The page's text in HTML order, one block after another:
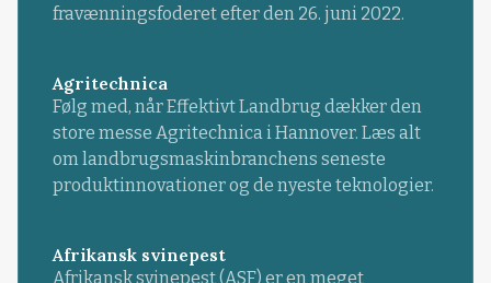
fravænningsfoderet efter den 26. juni 2022.
Agritechnica
Følg med, når Effektivt Landbrug dækker den
store messe Agritechnica i Hannover. Læs alt
om landbrugsmaskinbranchens seneste
produktinnovationer og de nyeste teknologier.
Afrikansk svinepest
Afrikansk svinepest (ASF) er en meget